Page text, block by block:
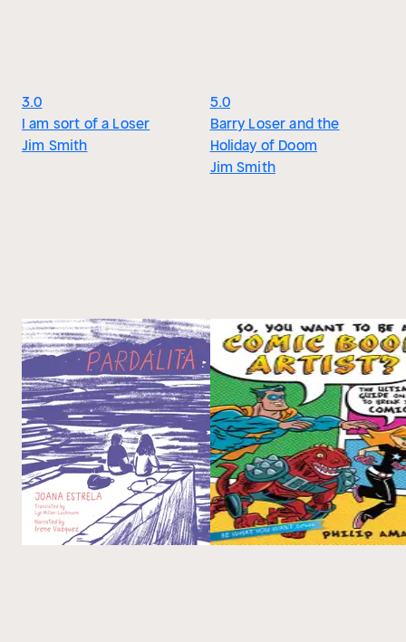
3.0
I am sort of a Loser
Jim Smith
5.0
Barry Loser and the
Holiday of Doom
Jim Smith